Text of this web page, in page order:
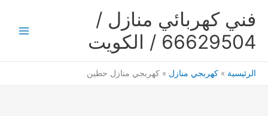
فني كهربائي منازل /
66629504 / الكويت
الرئيسية كهربجي منازل كهربجي منازل حطين